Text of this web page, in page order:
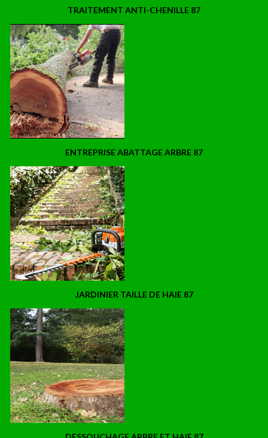
TRAITEMENT ANTI-CHENILLE 87
ENTREPRISE ABATTAGE ARBRE 87
JARDINIER TAILLE DE HAIE 87